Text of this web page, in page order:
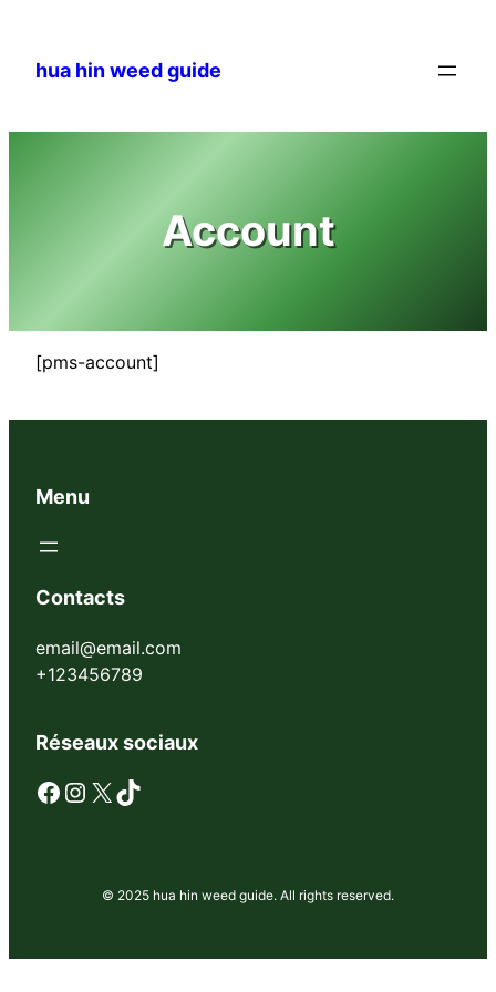
contenu
hua hin weed guide
Account
[pms-account]
Menu
Contacts
email@email.com
+123456789
Réseaux sociaux
Facebook Instagram X TikTok
© 2025 hua hin weed guide. All rights reserved.